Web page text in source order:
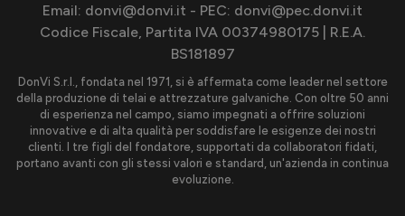
Email: donvi@donvi.it - PEC: donvi@pec.donvi.it
Codice Fiscale, Partita IVA 00374980175 | R.E.A.
BS181897
DonVi S.r.l., fondata nel 1971, si è affermata come leader nel settore
della produzione di telai e attrezzature galvaniche. Con oltre 50 anni
di esperienza nel campo, siamo impegnati a offrire soluzioni
innovative e di alta qualità per soddisfare le esigenze dei nostri
clienti. I tre figli del fondatore, supportati da collaboratori fidati,
portano avanti con gli stessi valori e standard, un'azienda in continua
evoluzione.